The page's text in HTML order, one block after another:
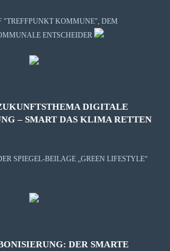
"TREFFPUNKT KOMMUNE", DEM
ENTSCHEIDER
DIGITALE
– SMART DAS KLIMA RETTEN
SPIEGEL-BEILAGE „GREEN LIFESTYLE“
DER SMARTE